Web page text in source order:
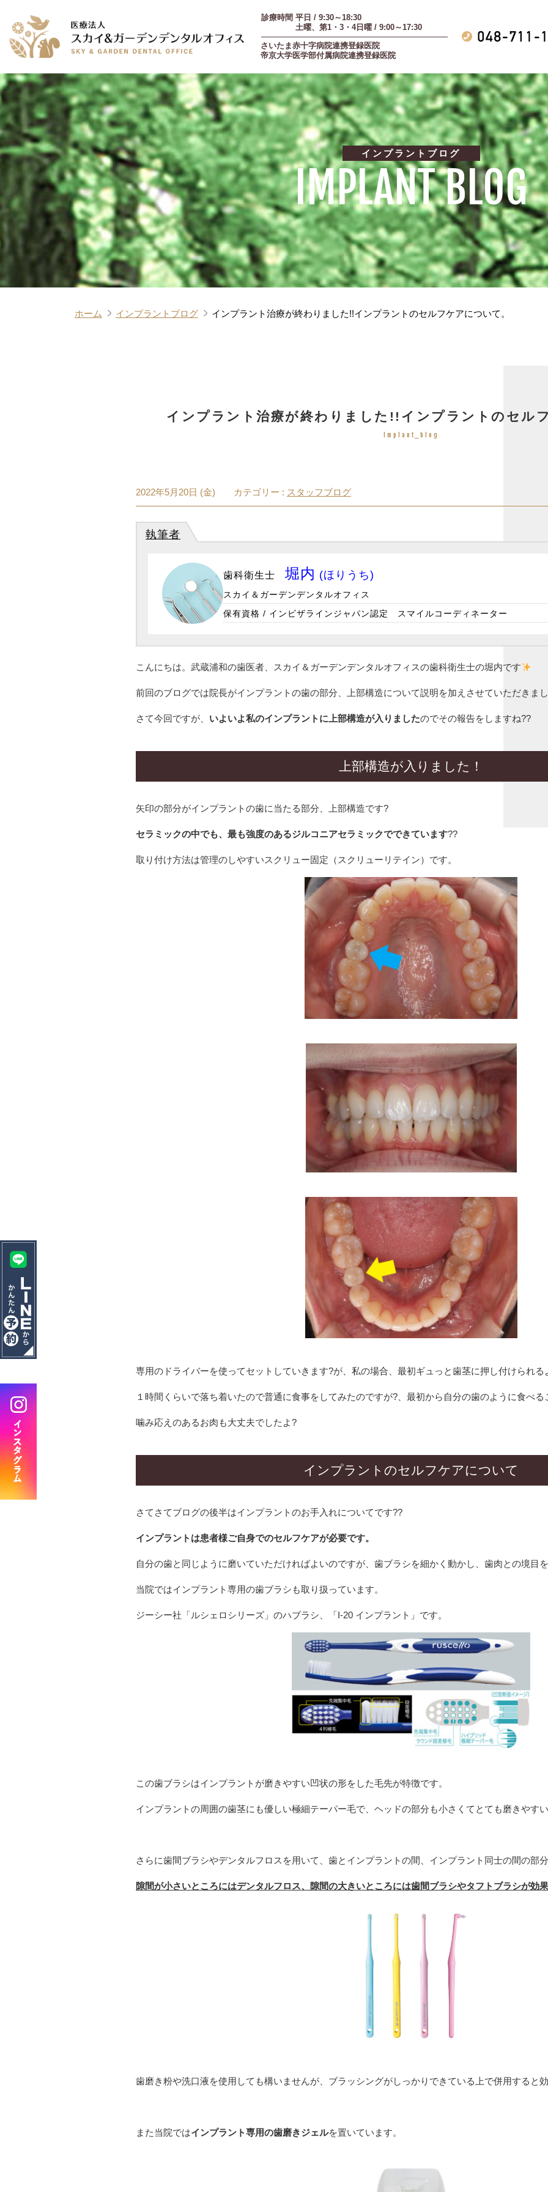
診療時間 平日 / 9:30～18:30
土曜、第1・3・4日曜 / 9:00～17:30
さいたま赤十字病院連携登録医院
帝京大学医学部付属病院連携登録医院
BRANCH
TREATMENT
診療案内
虫歯治療
ホワイトニング（歯茎のホワイトニング）
矯正歯科
小児歯科・小児矯正
口腔筋機能療法（MFT）
女性の心と体をサポートする歯科医療（マタ
インプラントブログ
IMPLANT BLOG
ホーム インプラントブログ インプラント治療が終わりました!!インプラントのセルフケアについて。
インプラント治療が終わりました!!インプラントのセル
Implant_blog
2022年5月20日 (金) カテゴリー : スタッフブログ
執筆者
歯科衛生士 堀内 (ほりうち)
スカイ＆ガーデンデンタルオフィス
保有資格 / インビザラインジャパン認定 スマイルコーディネーター
こんにちは。武蔵浦和の歯医者、スカイ＆ガーデンデンタルオフィスの歯科衛生士の堀内です
前回のブログでは院長がインプラントの歯の部分、上部構造について説明を加えさせていただきま
さて今回ですが、 いよいよ私のインプラントに上部構造が入りましたのでその報告をしますね??
上部構造が入りました！
矢印の部分がインプラントの歯に当たる部分、上部構造です?
セラミックの中でも、最も強度のあるジルコニアセラミックでできています??
取り付け方法は管理のしやすいスクリュー固定（スクリューリテイン）です。
専用のドライバーを使ってセットしていきます?が、私の場合、最初ギュっと歯茎に押し付けられ
１時間くらいで落ち着いたので普通に食事をしてみたのですが?、最初から自分の歯のように食べ
噛み応えのあるお肉も大丈夫でしたよ?
インプラントのセルフケアについて
さてさてブログの後半はインプラントのお手入れについてです??
インプラントは患者様ご自身でのセルフケアが必要です。
自分の歯と同じように磨いていただければよいのですが、歯ブラシを細かく動かし、歯肉との境目
当院ではインプラント専用の歯ブラシも取り扱っています。
ジーシー社「ルシェロシリーズ」のハブラシ、「I-20 インプラント」です。
この歯ブラシはインプラントが磨きやすい凹状の形をした毛先が特徴です。
インプラントの周囲の歯茎にも優しい極細テーパー毛で、ヘッドの部分も小さくてとても磨きやす
さらに歯間ブラシやデンタルフロスを用いて、歯とインプラントの間、インプラント同士の間の部
隙間が小さいところにはデンタルフロス、隙間の大きいところには歯間ブラシやタフトブラシが効
歯磨き粉や洗口液を使用しても構いませんが、ブラッシングがしっかりできている上で併用すると
また当院ではインプラント専用の歯磨きジェルを置いています。